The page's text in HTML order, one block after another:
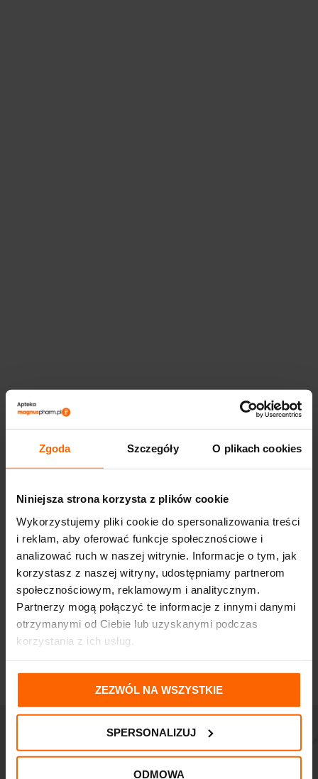
Zgoda Szczegóły O plikach cookies
Niniejsza strona korzysta z plików cookie
Wykorzystujemy pliki cookie do spersonalizowania treści
i reklam, aby oferować funkcje społecznościowe i
analizować ruch w naszej witrynie. Informacje o tym, jak
korzystasz z naszej witryny, udostępniamy partnerom
społecznościowym, reklamowym i analitycznym.
Partnerzy mogą połączyć te informacje z innymi danymi
otrzymanymi od Ciebie lub uzyskanymi podczas
korzystania z ich usług.
ZEZWÓL NA WSZYSTKIE
SPERSONALIZUJ
ODMOWA